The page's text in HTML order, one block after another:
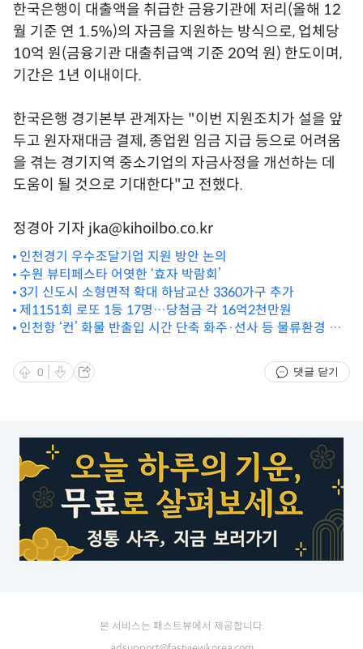
한국은행이 대출액을 취급한 금융기관에 저리(올해 12
월 기준 연 1.5%)의 자금을 지원하는 방식으로, 업체당
10억 원(금융기관 대출취급액 기준 20억 원) 한도이며,
기간은 1년 이내이다.
한국은행 경기본부 관계자는 "이번 지원조치가 설을 앞
두고 원자재대금 결제, 종업원 임금 지급 등으로 어려움
을 겪는 경기지역 중소기업의 자금사정을 개선하는 데
도움이 될 것으로 기대한다"고 전했다.
정경아 기자 jka@kihoilbo.co.kr
인천경기 우수조달기업 지원 방안 논의
수원 뷰티페스타 어엿한 ‘효자 박람회’
3기 신도시 소형면적 확대 하남교산 3360가구 추가
제1151회 로또 1등 17명…당첨금 각 16억2천만원
인천항 ‘컨’ 화물 반출입 시간 단축 화주·선사 등 물류환경 만
0 댓글 닫기
본 서비스는 패스트뷰에서 제공합니다.